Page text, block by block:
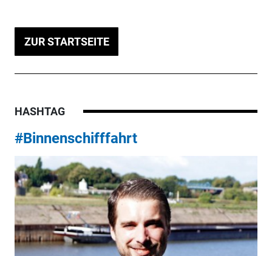
ZUR STARTSEITE
HASHTAG
#Binnenschifffahrt